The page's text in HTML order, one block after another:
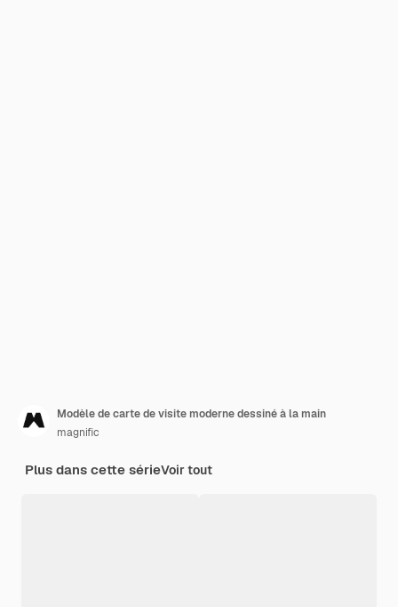
Modèle de carte de visite moderne dessiné à la main
magnific
Plus dans cette sérieVoir tout